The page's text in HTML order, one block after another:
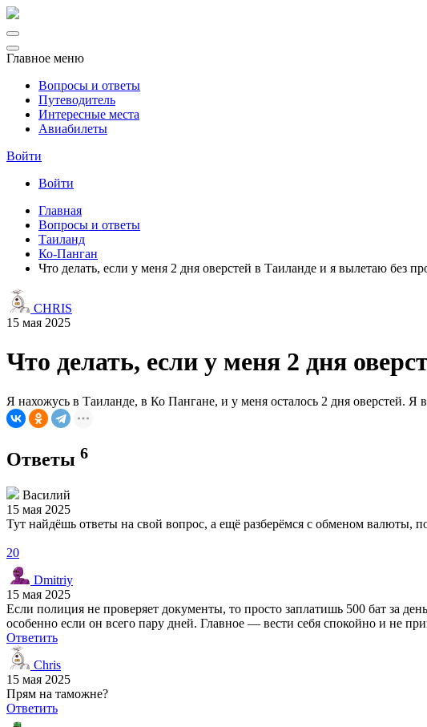
Главное меню
Вопросы и ответы
Путеводитель
Интересные места
Авиабилеты
Войти
Войти
Главная
Вопросы и ответы
Таиланд
Ко-Панган
Что делать, если у меня 2 дня оверстей в Таиланде и я вылетаю без
CHRIS
15 мая 2025
Что делать, если у меня 2 дня
Я нахожусь в Таиланде, в Ко Пангане, и у меня осталось 2 дня оверстей.
Ответы 6
Василий
15 мая 2025
Тут найдёшь ответы на свой вопрос, а ещё разберёмся с обменом валюты,
20
Dmitriy
15 мая 2025
Если полиция не проверяет документы, то просто заплатишь 500 бат за
особенно если он всего пару дней. Главное — вести себя спокойно и не
Ответить
Chris
15 мая 2025
Прям на таможне?
Ответить